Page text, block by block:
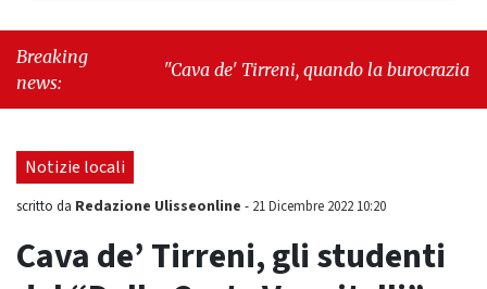
Breaking
news:
"Cava de' Tirreni, quando la burocrazia
Notizie locali
scritto da Redazione Ulisseonline - 21 Dicembre 2022 10:20
Cava de’ Tirreni, gli studenti